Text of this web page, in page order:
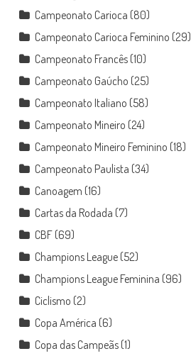
Campeonato Carioca (80)
Campeonato Carioca Feminino (29)
Campeonato Francês(10)
Campeonato Gaúcho (25)
Campeonato Italiano (58)
Campeonato Mineiro (24)
Campeonato Mineiro Feminino (18)
Campeonato Paulista (34)
Canoagem (16)
Cartas da Rodada (7)
CBF(69)
Champions League(52)
Champions League Feminina (96)
Ciclismo (2)
Copa América (6)
Copa das Campeãs(1)